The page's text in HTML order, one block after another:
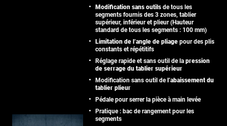
Modification sans outils de tous les
segments fournis des 3 zones, tablier
supérieur, inférieur et plieur (Hauteur
standard de tous les segments : 100 mm)
Limitation de l’angle de pliage pour des plis
constants et répétitifs
Réglage rapide et sans outil de la pression
de serrage du tablier supérieur
Modification sans outil de l’abaissement du
tablier plieur
Pédale pour serrer la pièce à main levée
Pratique : bac de rangement pour les
segments